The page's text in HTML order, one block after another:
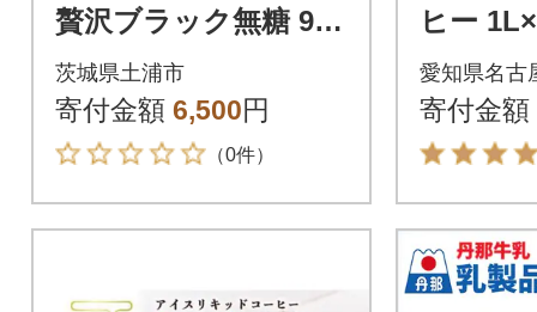
贅沢ブラック無糖 950
ml PET(12本)
茨城県土浦市
寄付金額 6,500円
（0件）
ヒー
ーヒー
ヒー 愛
愛知県名古
寄付金額